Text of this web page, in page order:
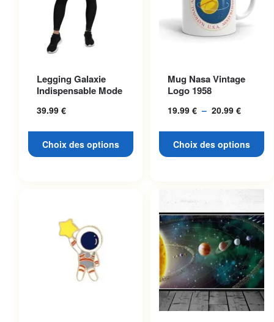
Legging Galaxie
Indispensable Mode
39.99 €
Choix des options
variations. Les options
peuvent être choisies sur la
page du produit
Mug Nasa Vintage
Logo 1958
19.99 € – 20.99 €
19.99 €
Choix des options
variations. Les options
peuvent être choisies sur la
page du produit